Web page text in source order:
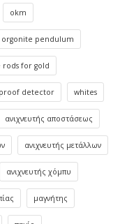
okm
orgonite pendulum
rods for gold
detector whites
ανιχνευτής αποστάσεως
ανιχνευτής μετάλλων
ανιχνευτής χόμπυ
μαγνήτης